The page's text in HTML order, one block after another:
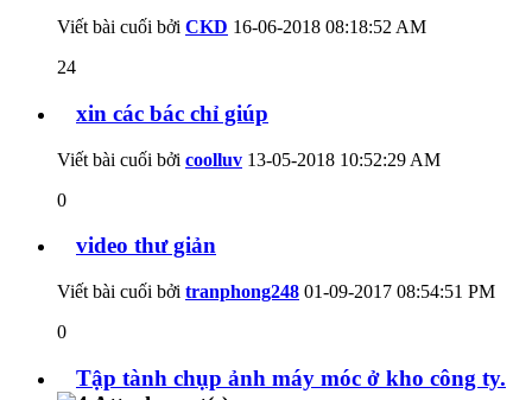
Viết bài cuối bởi CKD 16-06-2018 08:18:52 AM
24
xin các bác chỉ giúp
Viết bài cuối bởi coolluv 13-05-2018 10:52:29 AM
0
video thư giản
Viết bài cuối bởi tranphong248 01-09-2017 08:54:51 PM
0
Tập tành chụp ảnh máy móc ở kho công ty.